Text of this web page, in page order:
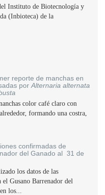
Instituto de Biotecnología y
(Inbioteca) de la
reporte de manchas en
por Alternaria alternata
color café claro con
formando una costra,
confirmadas de
del Ganado al 31 de
los datos de las
el Gusano Barrenador del
los...